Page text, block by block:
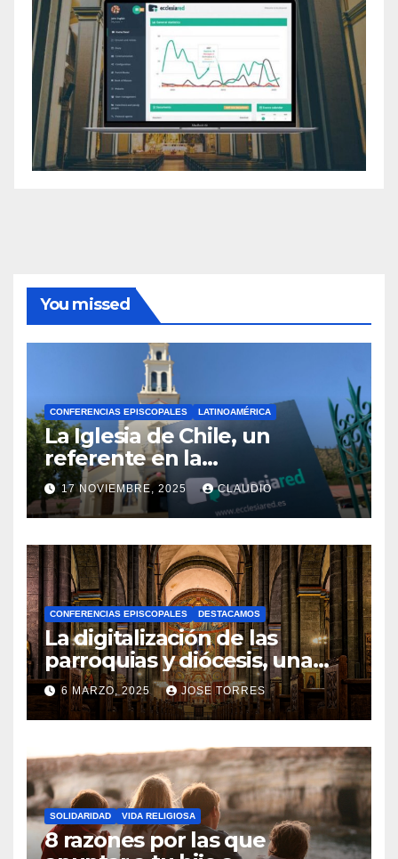
You missed
CONFERENCIAS EPISCOPALES LATINOAMÉRICA
La Iglesia de Chile, un
referente en la
transformación digital
gracias a Ecclesiared
17 NOVIEMBRE, 2025 CLAUDIO
N
O
H
A
Y
C
O
M
N
T
A
R
CONFERENCIAS EPISCOPALES DESTACAMOS
La digitalización de las
parroquias y diócesis, una
realidad ya para el futuro de
la Iglesia
6 MARZO, 2025 JOSE TORRES
N
O
H
A
Y
SOLIDARIDAD VIDA RELIGIOSA
8 razones por las que